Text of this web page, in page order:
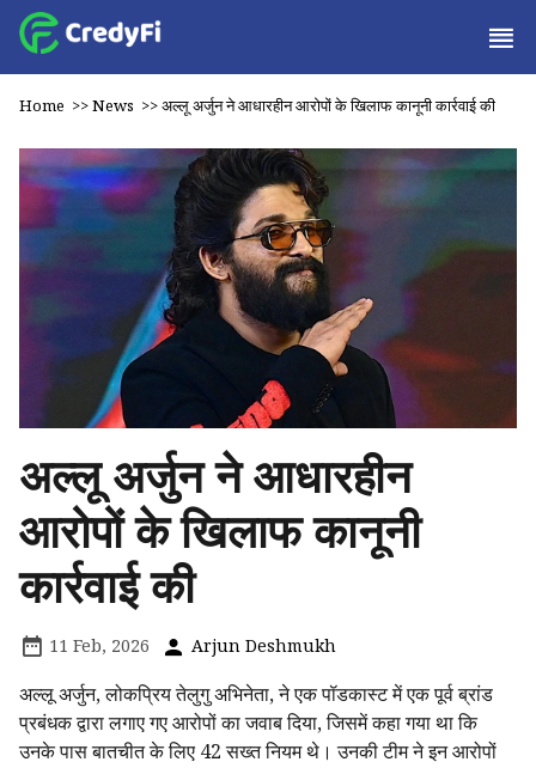
Home >>News >>अल्लू अर्जुन ने आधारहीन आरोपों के खिलाफ कानूनी कार्रवाई की
अल्लू अर्जुन ने आधारहीन
आरोपों के खिलाफ कानूनी
कार्रवाई की
11 Feb, 2026 Arjun Deshmukh
अल्लू अर्जुन, लोकप्रिय तेलुगु अभिनेता, ने एक पॉडकास्ट में एक पूर्व ब्रांड
प्रबंधक द्वारा लगाए गए आरोपों का जवाब दिया, जिसमें कहा गया था कि
उनके पास बातचीत के लिए 42 सख्त नियम थे। उनकी टीम ने इन आरोपों